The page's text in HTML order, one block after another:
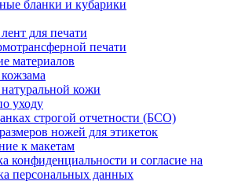
бланки и кубарики
для печати
печати
материалов
кожи
уходу
строгой отчетности (БСО)
ножей для этикеток
к макетам
конфиденциальности и согласие на
персональных данных